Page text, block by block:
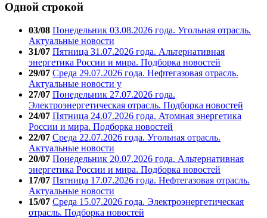
Одной строкой
03/08 Понедельник 03.08.2026 года. Угольная отрасль.
Актуальные новости
31/07 Пятница 31.07.2026 года. Альтернативная
энергетика России и мира. Подборка новостей
29/07 Среда 29.07.2026 года. Нефтегазовая отрасль.
Актуальные новости у
27/07 Понедельник 27.07.2026 года.
Электроэнергетическая отрасль. Подборка новостей
24/07 Пятница 24.07.2026 года. Атомная энергетика
России и мира. Подборка новостей
22/07 Среда 22.07.2026 года. Угольная отрасль.
Актуальные новости
20/07 Понедельник 20.07.2026 года. Альтернативная
энергетика России и мира. Подборка новостей
17/07 Пятница 17.07.2026 года. Нефтегазовая отрасль.
Актуальные новости
15/07 Среда 15.07.2026 года. Электроэнергетическая
отрасль. Подборка новостей